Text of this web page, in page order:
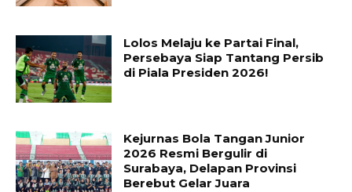
Lolos Melaju ke Partai Final,
Persebaya Siap Tantang Persib
di Piala Presiden 2026!
Kejurnas Bola Tangan Junior
2026 Resmi Bergulir di
Surabaya, Delapan Provinsi
Berebut Gelar Juara